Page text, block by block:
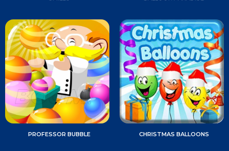
PROFESSOR BUBBLE CHRISTMAS BALLOONS